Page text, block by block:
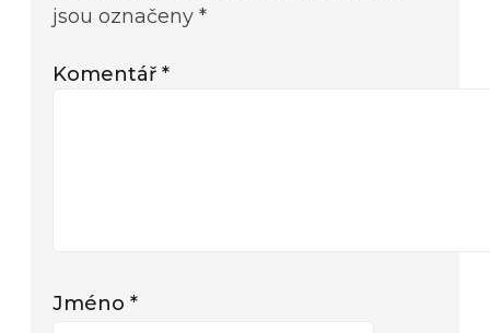
jsou označeny *
Komentář *
Jméno *